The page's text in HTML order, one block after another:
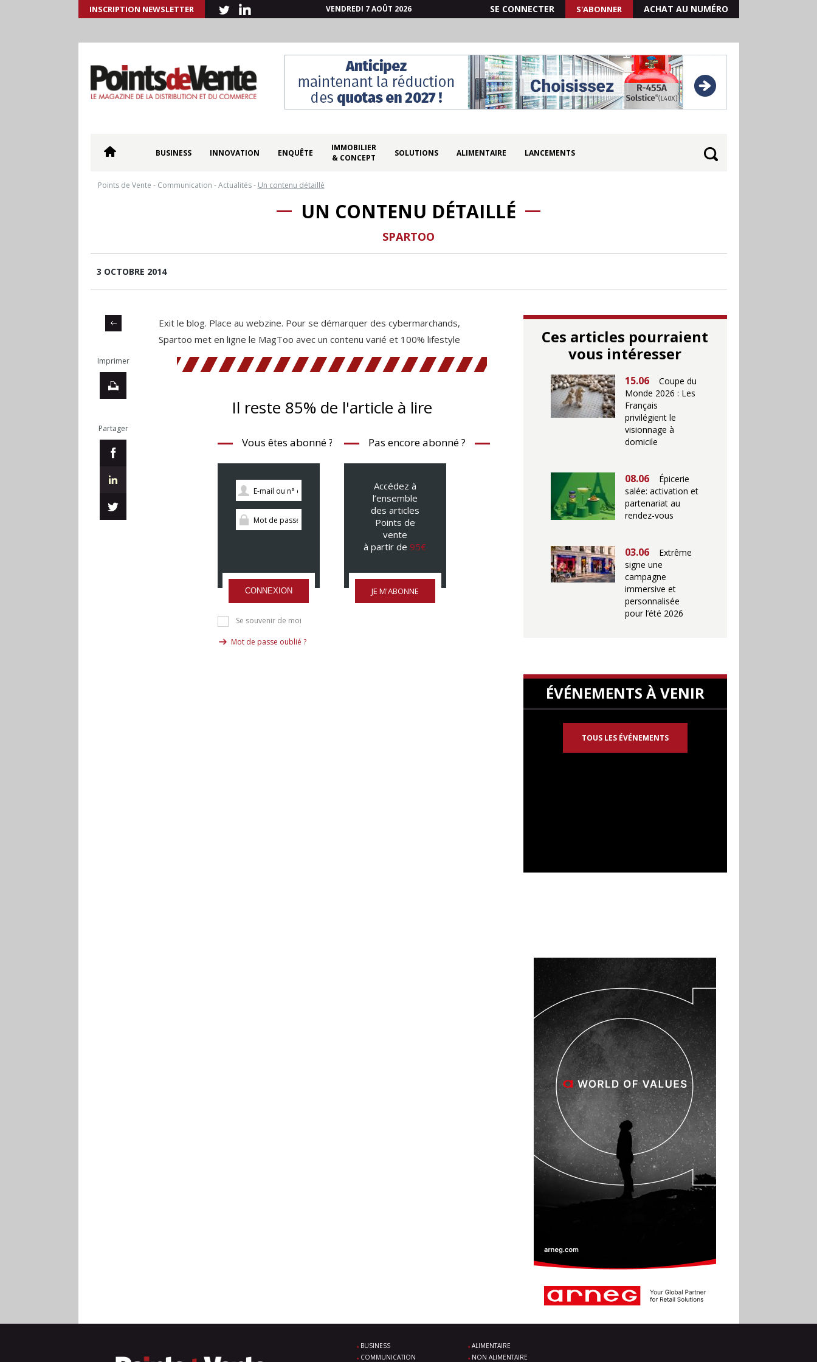
INSCRIPTION NEWSLETTER VENDREDI 7 AOÛT 2026 SE CONNECTER S'ABONNER ACHAT AU NUMÉRO
BUSINESS INNOVATION ENQUÊTE
IMMOBILIER
& CONCEPT
SOLUTIONS ALIMENTAIRE LANCEMENTS
Points de Vente - Communication -Actualités- Un contenu détaillé
UN CONTENU DÉTAILLÉ
SPARTOO
3 OCTOBRE 2014
Imprimer
Partager
Exit le blog. Place au webzine. Pour se démarquer des cybermarchands,
Spartoo met en ligne le MagToo avec un contenu varié et 100% lifestyle
Il reste 85% de l'article à lire
Vous êtes abonné ?
CONNEXION
Se souvenir de moi
Mot de passe oublié ?
Pas encore abonné ?
Accédez à
l’ensemble
des articles
Points de
vente
à partir de 95€
JE M'ABONNE
Ces articles pourraient
vous intéresser
15.06
Coupe du
Monde 2026 : Les
Français
privilégient le
visionnage à
domicile
08.06
Épicerie
salée: activation et
partenariat au
rendez-vous
03.06
Extrême
signe une
campagne
immersive et
personnalisée
pour l’été 2026
ÉVÉNEMENTS À VENIR
TOUS LES ÉVÉNEMENTS
BUSINESS
COMMUNICATION
ALIMENTAIRE
NON ALIMENTAIRE